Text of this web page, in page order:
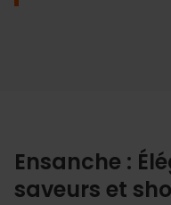
Ensanche :
saveurs et